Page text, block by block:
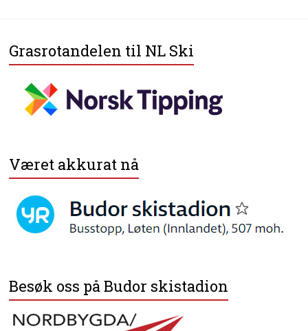
Grasrotandelen til NL Ski
Været akkurat nå
Besøk oss på Budor skistadion